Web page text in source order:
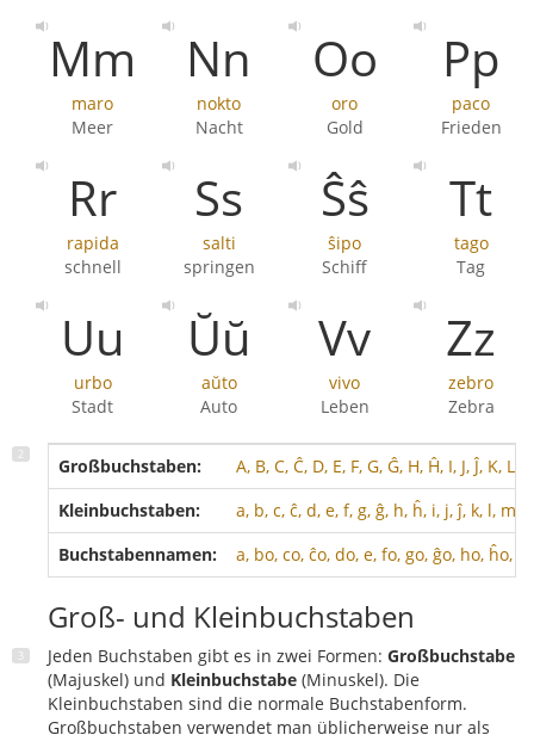
Mm
maro
Meer
Nn
nokto
Nacht
Oo
oro
Gold
Pp
paco
Frieden
Rr
rapida
schnell
Ss
salti
springen
Ŝŝ
ŝipo
Schiff
Tt
tago
Tag
Uu
urbo
Stadt
Ŭŭ
aŭto
Auto
Vv
vivo
Leben
Zz
zebro
Zebra
Großbuchstaben:
A, B, C, Ĉ, D, E, F, G, Ĝ, H, Ĥ, I, J, Ĵ, K, L,
Kleinbuchstaben:
a, b, c, ĉ, d, e, f, g, ĝ, h, ĥ, i, j, ĵ, k, l, m,
Buchstabennamen:
a, bo, co, ĉo, do, e, fo, go, ĝo, ho, ĥo,
Groß- und Kleinbuchstaben
Jeden Buchstaben gibt es in zwei Formen: Großbuchstabe
(Majuskel) und Kleinbuchstabe (Minuskel). Die
Kleinbuchstaben sind die normale Buchstabenform.
Großbuchstaben verwendet man üblicherweise nur als